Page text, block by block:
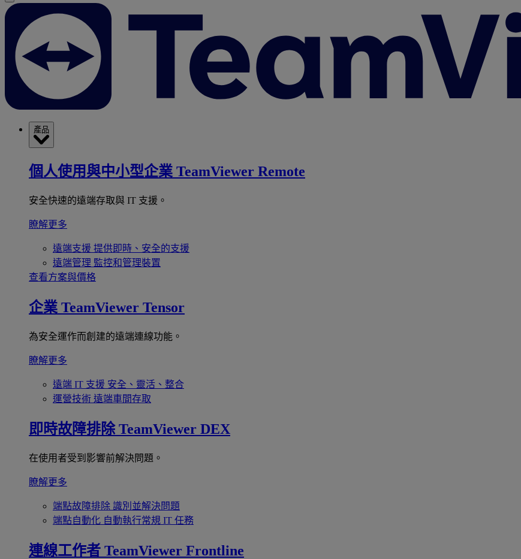
產品
個人使用與中小型企業 TeamViewer Remote
安全快速的遠端存取與 IT 支援。
瞭解更多
遠端支援 提供即時、安全的支援
遠端管理 監控和管理裝置
查看方案與價格
企業 TeamViewer Tensor
為安全運作而創建的遠端連線功能。
瞭解更多
遠端 IT 支援 安全、靈活、整合
運營技術 遠端車間存取
即時故障排除 TeamViewer DEX
在使用者受到影響前解決問題。
瞭解更多
端點故障排除 識別並解決問題
端點自動化 自動執行常規 IT 任務
連線工作者 TeamViewer Frontline